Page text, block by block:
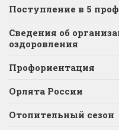
Поступление в 5
Сведения об
оздоровления
Профориентация
Орлята России
Отопительный сезон